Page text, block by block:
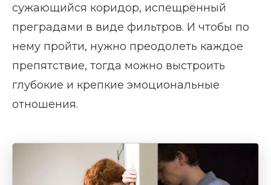
сужающийся коридор, испещрённый
преградами в виде фильтров. И чтобы по
нему пройти, нужно преодолеть каждое
препятствие, тогда можно выстроить
глубокие и крепкие эмоциональные
отношения.